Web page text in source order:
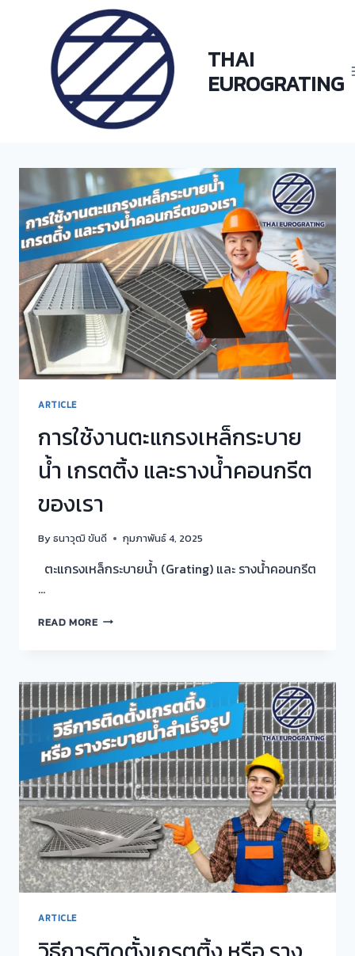
THAI
EUROGRATING
ARTICLE
การใช้งานตะแกรงเหล็กระบาย
น้ำ เกรตติ้ง และรางน้ำคอนกรีต
ของเรา
Byธนาวุฒิ ขันดี กุมภาพันธ์ 4, 2025
ตะแกรงเหล็กระบายน้ำ (Grating) และ รางน้ำคอนกรีต
…
READ MOREการ
เหล็ก
ระบาย
น้ำ
เก
รต
ติ้ง
และ
รางน้ำ
คอนกรีต
ของ
เรา
ARTICLE